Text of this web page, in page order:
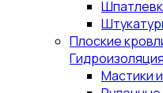
Плоские
Гидроизоляция
Мастики